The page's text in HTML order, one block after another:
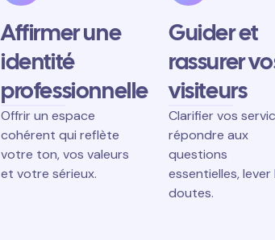
Affirmer une
identité
professionnelle
Offrir un espace
cohérent qui reflète
votre ton, vos valeurs
et votre sérieux.
Guider et
rassurer
visiteurs
Clarifier vos
répondre aux
questions
essentielles, lever
doutes.